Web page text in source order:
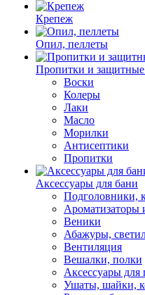
Крепеж
Опил, пеллеты
Пропитки и
Воски
Колеры
Лаки
Масло
Морилки
Антисептики
Пропитки
Аксессуары для бани
Подголовники,
Ароматизаторы
Веники
Абажуры,
Вентиляция
Вешалки, полки
Аксессуары для
Ушаты, шайки,